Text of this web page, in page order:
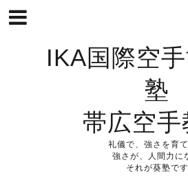
IKA国際空
塾
帯広空手
礼儀で、強さを育て
強さが、人間力に
それが葵塾です